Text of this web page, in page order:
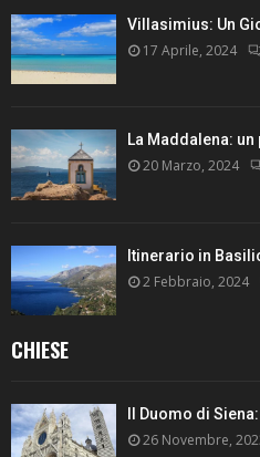
Villasimius: Un
17 Aprile, 2024
La Maddalena:
20 Marzo, 2024
Itinerario in
2 Febbraio, 2024
CHIESE
Il Duomo di
26 Novembre,